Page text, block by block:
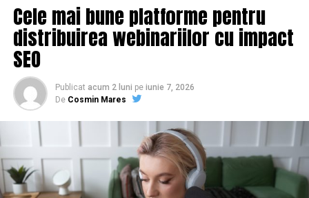
Cele mai bune platforme pentru
distribuirea webinariilor cu impact
SEO
Publicat acum 2 luni pe iunie 7, 2026
De Cosmin Mares